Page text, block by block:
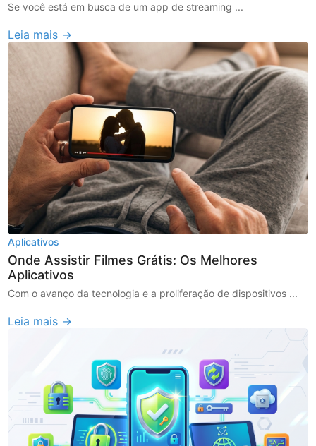
Se você está em busca de um app de streaming ...
Leia mais →
Aplicativos
Onde Assistir Filmes Grátis: Os Melhores
Aplicativos
Com o avanço da tecnologia e a proliferação de dispositivos ...
Leia mais →